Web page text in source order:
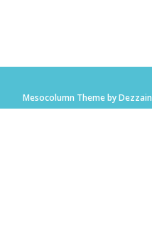
Mesocolumn Theme by Dezzain